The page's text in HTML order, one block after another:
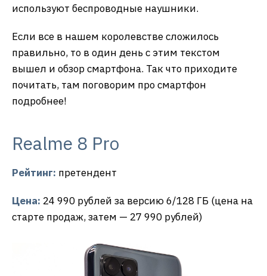
используют беспроводные наушники.
Если все в нашем королевстве сложилось
правильно, то в один день с этим текстом
вышел и обзор смартфона. Так что приходите
почитать, там поговорим про смартфон
подробнее!
Realme 8 Pro
Рейтинг: претендент
Цена: 24 990 рублей за версию 6/128 ГБ (цена на
старте продаж, затем — 27 990 рублей)